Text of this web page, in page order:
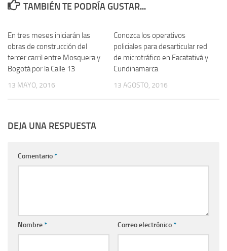
TAMBIÉN TE PODRÍA GUSTAR...
En tres meses iniciarán las
obras de construcción del
tercer carril entre Mosquera y
Bogotá por la Calle 13
13 MAYO, 2016
Conozca los operativos
policiales para desarticular red
de microtráfico en Facatativá y
Cundinamarca
13 AGOSTO, 2016
DEJA UNA RESPUESTA
Comentario*
Nombre* Correo electrónico*